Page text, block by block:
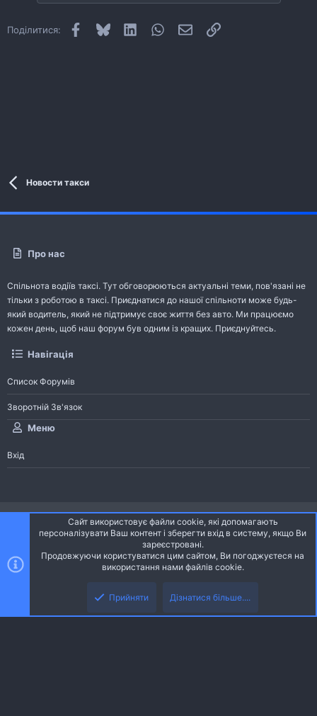
Поділитися: Facebook
Bluesky LinkedInWhatsApp
E-mailПосилання
Новости такси
Про нас
Спільнота водіїв таксі. Тут обговорюються актуальні теми, пов'язані не
тільки з роботою в таксі. Приєднатися до нашої спільноти може будь-
який водитель, який не підтримує своє життя без авто. Ми працюємо
кожен день, щоб наш форум був одним із кращих. Приєднуйтесь.
Навігація
Список Форумів
Зворотній Зв'язок
Меню
Вхід
Ніч
Українська (UA)
S
Community platform by XenForo® © 2010-2026 XenForo Ltd.
Community platform by XenForo © 2010-2022 XenForo Ltd. | dev: Pages
Сайт використовує файли cookie, які допомагають
персоналізувати Ваш контент і зберегти вхід в систему, якщо Ви
зареєстровані.
Продовжуючи користуватися цим сайтом, Ви погоджуєтеся на
використання нами файлів cookie.
Прийняти Дізнатися більше....